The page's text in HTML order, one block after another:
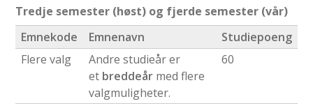
Tredje semester (høst) og fjerde semester (vår)
Emnekode
Emnenavn
Studiepoeng
Flere valg
Andre studieår er
et breddeår med flere
valgmuligheter.
60